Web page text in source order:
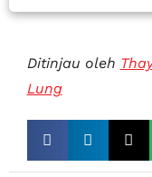
Ditinjau oleh
Lung